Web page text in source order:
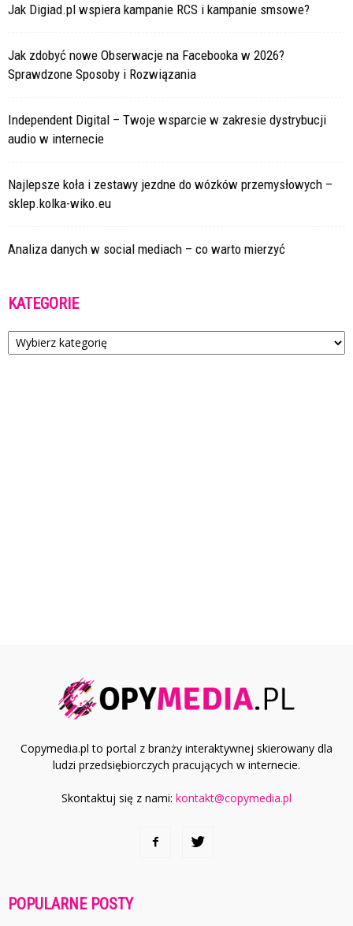
Jak Digiad.pl wspiera kampanie RCS i kampanie smsowe?
Jak zdobyć nowe Obserwacje na Facebooka w 2026?
Sprawdzone Sposoby i Rozwiązania
Independent Digital – Twoje wsparcie w zakresie dystrybucji
audio w internecie
Najlepsze koła i zestawy jezdne do wózków przemysłowych –
sklep.kolka-wiko.eu
Analiza danych w social mediach – co warto mierzyć
KATEGORIE
Kategorie
Copymedia.pl to portal z branży interaktywnej skierowany dla
ludzi przedsiębiorczych pracujących w internecie.
Skontaktuj się z nami: kontakt@copymedia.pl
POPULARNE POSTY